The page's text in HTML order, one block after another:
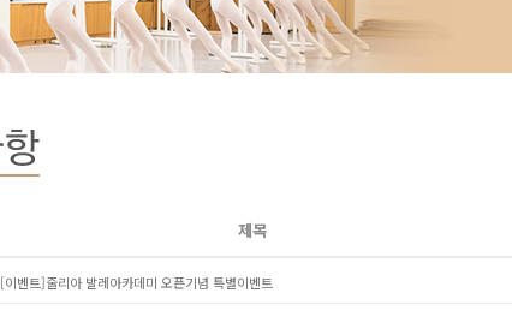
제목
[이벤트]줄리아 발레아카데미 오픈기념 특별이벤트